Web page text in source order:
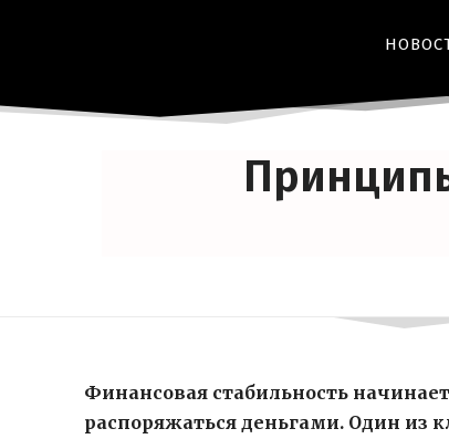
Финансовая стабильность
распоряжаться деньгами. Один из